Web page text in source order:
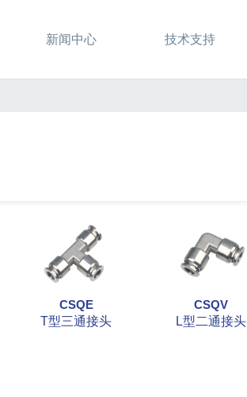
新闻中心 技术支持
CSQE
T型三通接头
CSQV
L型二通接头